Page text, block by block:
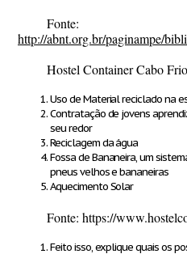
Fonte:
http://abnt.org.br/paginampe/
Hostel Container Cabo Frio
Uso de Material reciclado na
Contratação de jovens
seu redor
Reciclagem da água
Fossa de Bananeira, um
pneus velhos e bananeiras
Aquecimento Solar
Fonte: https://
Feito isso, explique quais os